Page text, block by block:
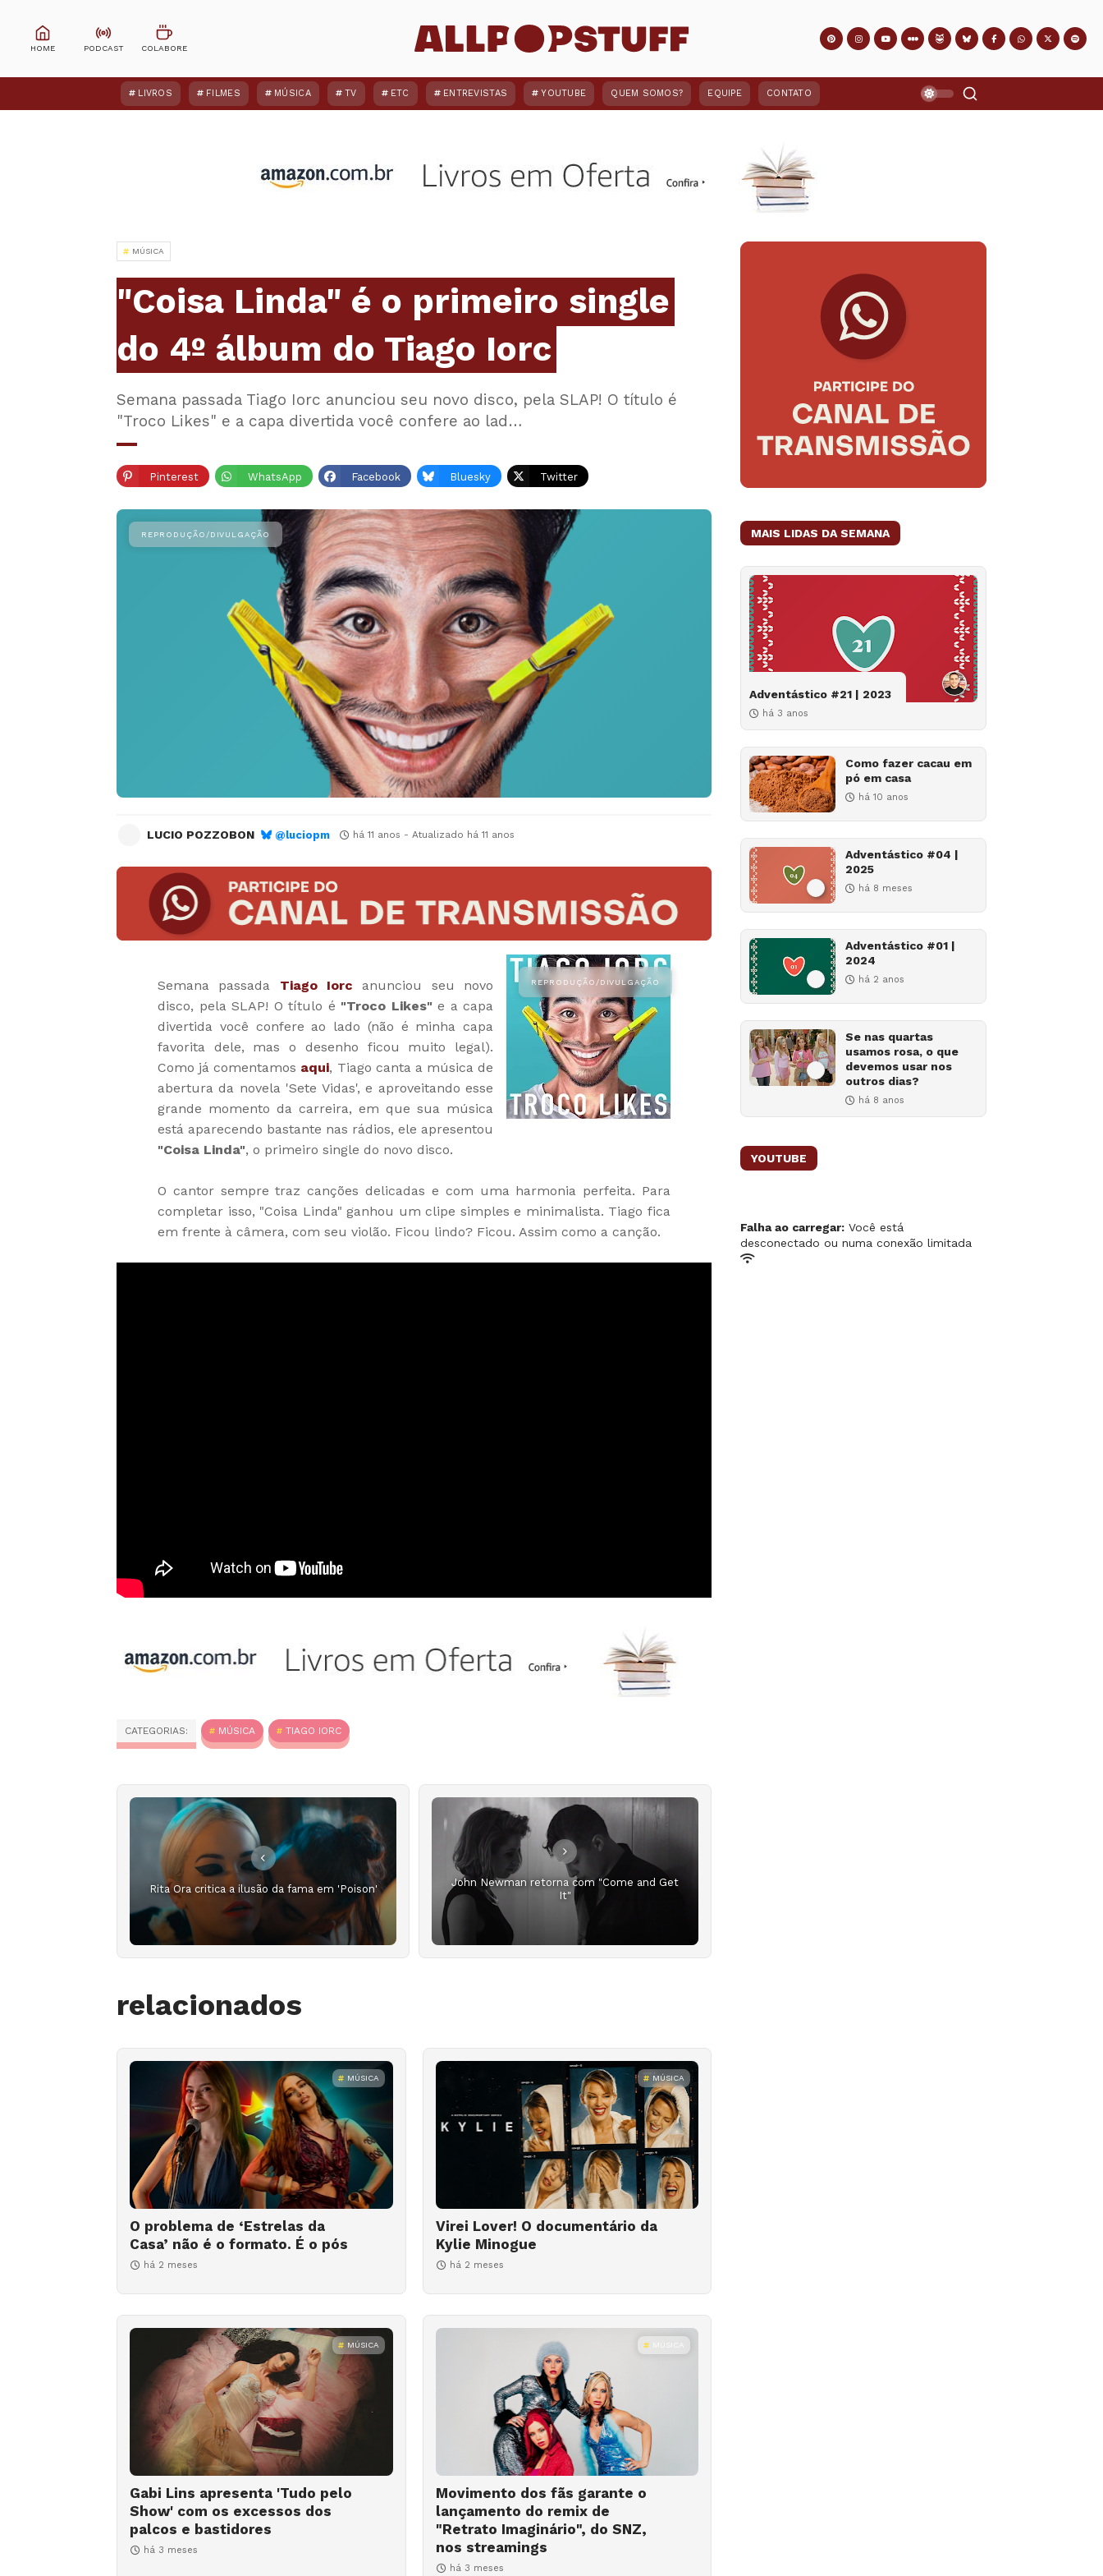
LIVROS FILMES MÚSICA TV ETC ENTREVISTAS YOUTUBE QUEM SOMOS? EQUIPE CONTATO
MÚSICA
"Coisa Linda" é o primeiro single
do 4º álbum do Tiago Iorc
Semana passada Tiago Iorc anunciou seu novo disco, pela SLAP! O título é
"Troco Likes" e a capa divertida você confere ao lad…
Pinterest WhatsApp Facebook Bluesky Twitter
LUCIO POZZOBON @luciopm há 11 anos - Atualizado há 11 anos
Semana passada Tiago Iorc anunciou seu novo
disco, pela SLAP! O título é "Troco Likes"e a capa
divertida você confere ao lado (não é minha capa
favorita dele, mas o desenho ficou muito legal).
Como já comentamos aqui, Tiago canta a música de
abertura da novela 'Sete Vidas', e aproveitando esse
grande momento da carreira, em que sua música
está aparecendo bastante nas rádios, ele apresentou
"Coisa Linda", o primeiro single do novo disco.
O cantor sempre traz canções delicadas e com uma harmonia perfeita. Para
completar isso, "Coisa Linda" ganhou um clipe simples e minimalista. Tiago fica
em frente à câmera, com seu violão. Ficou lindo? Ficou. Assim como a canção.
CATEGORIAS: MÚSICA TIAGO IORC
Rita Ora critica a ilusão da fama em 'Poison'
John Newman retorna com "Come and Get
It"
relacionados
MÚSICA
O problema de ‘Estrelas da
Casa’ não é o formato. É o pós
há 2 meses
MÚSICA
Virei Lover! O documentário da
Kylie Minogue
há 2 meses
MÚSICA
Gabi Lins apresenta 'Tudo pelo
Show' com os excessos dos
palcos e bastidores
há 3 meses
MÚSICA
Movimento dos fãs garante o
lançamento do remix de
"Retrato Imaginário", do SNZ,
nos streamings
há 3 meses
MAIS LIDAS DA SEMANA
Adventástico #21 | 2023
há 3 anos
Como fazer cacau em
pó em casa
há 10 anos
Adventástico #04 |
2025
há 8 meses
Adventástico #01 |
2024
há 2 anos
Se nas quartas
usamos rosa, o que
devemos usar nos
outros dias?
há 8 anos
YOUTUBE
Falha ao carregar: Você está
desconectado ou numa conexão limitada